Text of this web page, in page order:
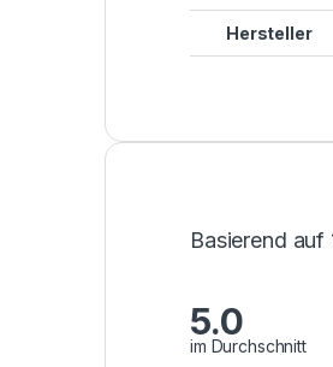
Hersteller
Basierend auf
5.0
im Durchschnitt